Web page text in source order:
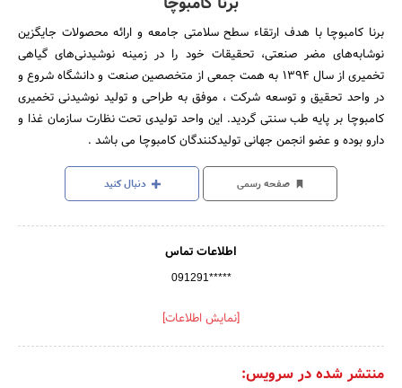
برنا کامبوچا با هدف ارتقاء سطح سلامتی جامعه و ارائه محصولات جایگزین
نوشابه‌های مضر صنعتی، تحقیقات خود را در زمینه نوشیدنی‌های گیاهی
تخمیری از سال 1394 به همت جمعی از متخصصین صنعت و دانشگاه شروع و
در واحد تحقیق و توسعه شرکت ، موفق به طراحی و تولید نوشیدنی تخمیری
کامبوچا بر پایه طب سنتی گردید. این واحد تولیدی تحت نظارت سازمان غذا و
دارو بوده و عضو انجمن جهانی تولیدکنندگان کامبوچا می باشد .
صفحه رسمی دنبال کنید
اطلاعات تماس
091291*****
[نمایش اطلاعات]
منتشر شده در سرویس: